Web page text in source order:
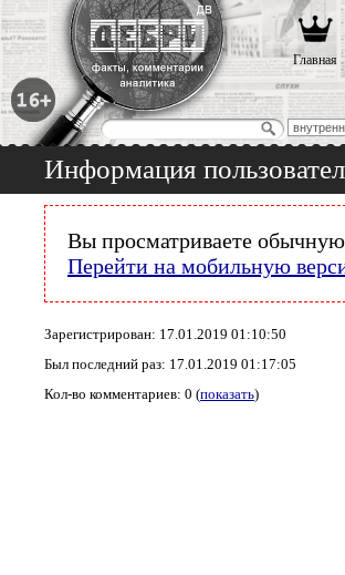
Главная
Информация
Вы просматриваете
Перейти на мобильную
Зарегистрирован: 17.01.2019 01:10:50
Был последний раз: 17.01.2019 01:17:05
Кол-во комментариев: 0 (показать)